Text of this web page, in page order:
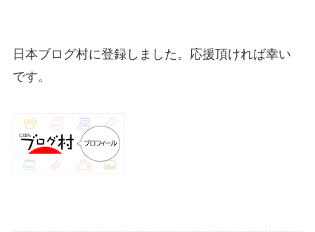
日本ブログ村に登録しました。応援頂ければ幸い
です。